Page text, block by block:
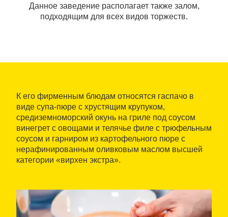
Данное заведение располагает также залом,
подходящим для всех видов торжеств.
К его фирменным блюдам относятся гаспачо в
виде супа-пюре с хрустящим крупуком,
средиземноморский окунь на гриле под соусом
винегрет с овощами и телячье филе с трюфельным
соусом и гарниром из картофельного пюре с
нерафинированным оливковым маслом высшей
категории «вирхен экстра».